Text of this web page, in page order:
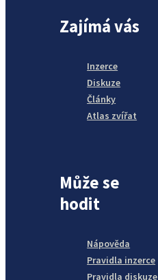
Zajímá vás
Inzerce
Diskuze
Články
Atlas zvířat
Může se
hodit
Nápověda
Pravidla inzerce
Pravidla diskuze